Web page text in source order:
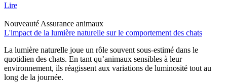
Lire
Nouveauté Assurance animaux
L'impact de la lumière naturelle sur le comportement des chats
La lumière naturelle joue un rôle souvent sous-estimé dans le
quotidien des chats. En tant qu’animaux sensibles à leur
environnement, ils réagissent aux variations de luminosité tout au
long de la journée.